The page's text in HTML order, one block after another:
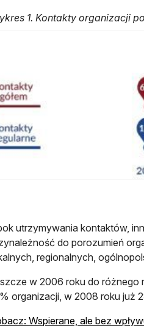
1. Kontakty organizacji
utrzymywania kontaktów,
do porozumień
regionalnych,
w 2006 roku do różnego
organizacji, w 2008 roku już
Wspierane, ale bez